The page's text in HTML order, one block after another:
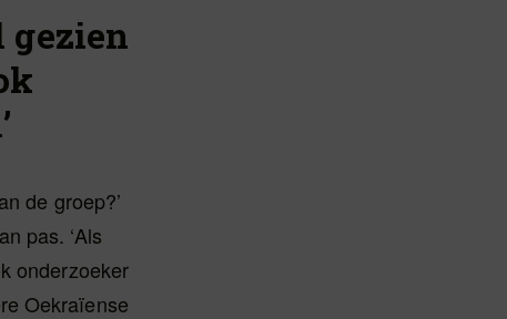
gezien
de groep?’
pas. ‘Als
onderzoeker
Oekraïense